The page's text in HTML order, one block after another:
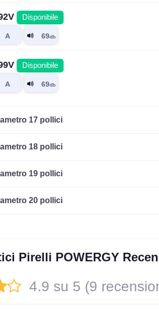
Disponibile
Disponibile
17 pollici
18 pollici
19 pollici
20 pollici
Pirelli POWERGY
4.9 su 5 (9